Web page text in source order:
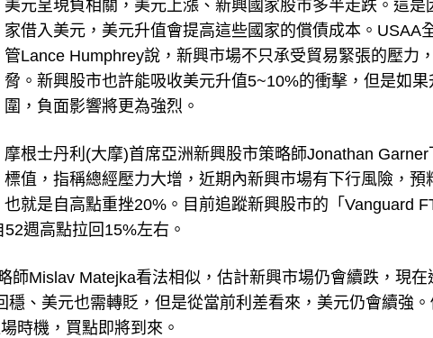
美元呈現負相關，美元上漲、新興國家股市多半走跌。這是
家借入美元，美元升值會提高這些國家的償債成本。USAA
管Lance Humphrey說，新興市場不只承受貿易緊張的壓力
脅。新興股市也許能吸收美元升值5~10%的衝擊，但是如
圍，負面影響將更為強烈。
摩根士丹利(大摩)首席亞洲新興股市策略師Jonathan Garner
標值，指稱總經壓力大增，近期內新興市場有下行風險，預
也就是自高點重挫20%。目前追蹤新興股市的「Vanguard
週高點拉回15%左右。
師Mislav Matejka看法相似，估計新興市場仍會續跌，現
、美元也需轉貶，但是從當前利差看來，美元仍會續強。
時機，買點即將到來。